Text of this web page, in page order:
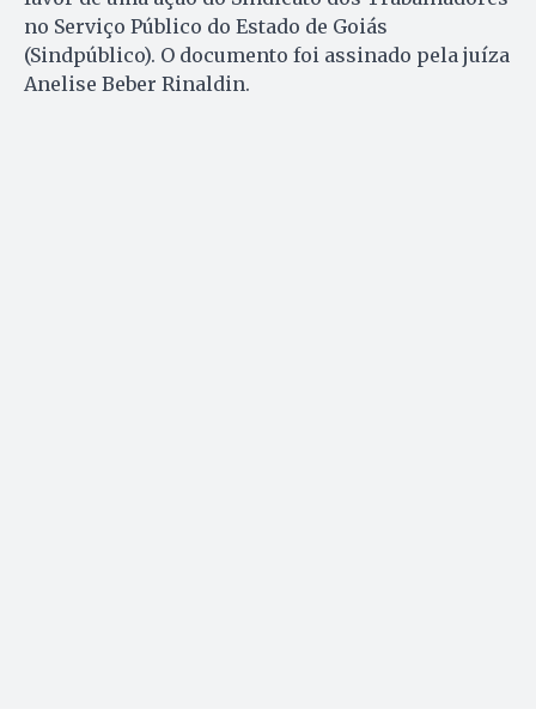
no Serviço Público do Estado de Goiás
(Sindpúblico). O documento foi assinado pela juíza
Anelise Beber Rinaldin.